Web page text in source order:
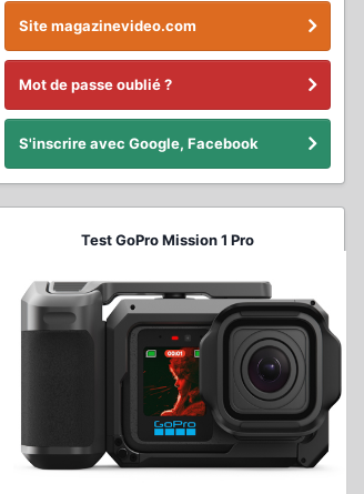
Site magazinevideo.com
Mot de passe oublié ?
S'inscrire avec Google, Facebook
Test GoPro Mission 1 Pro